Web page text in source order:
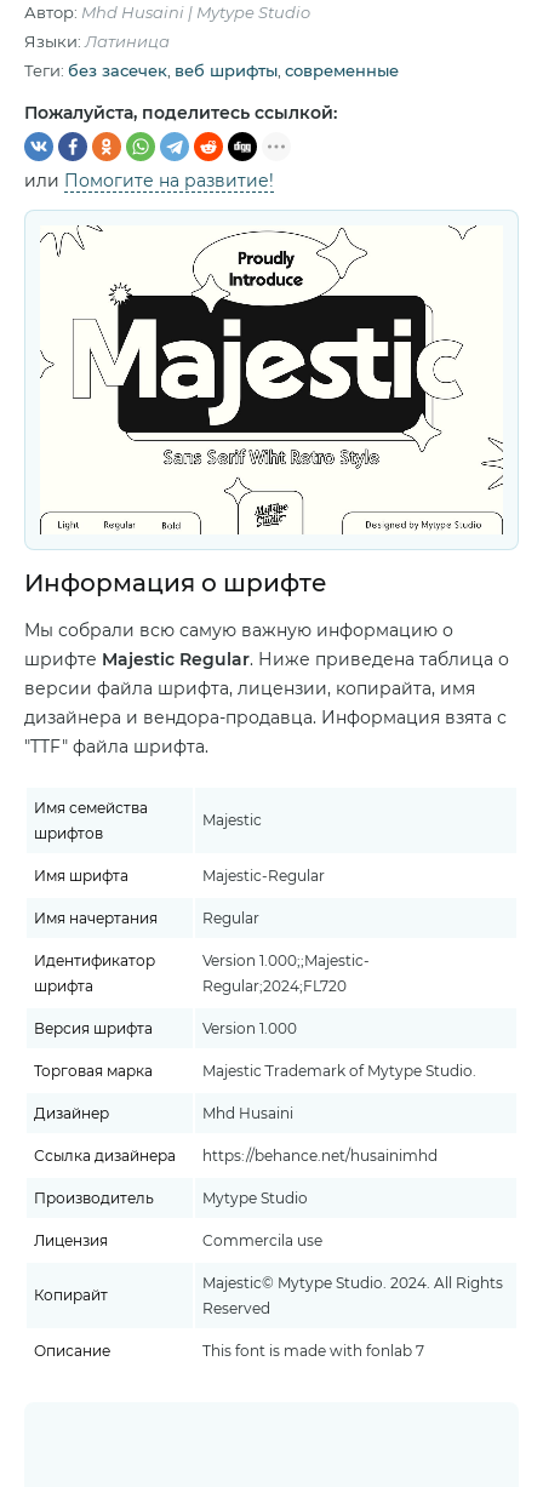
Автор: Mhd Husaini | Mytype Studio
Языки: Латиница
Теги: без засечек веб шрифты современные
Пожалуйста, поделитесь ссылкой:
или Помогите на развитие!
Информация о шрифте
Мы собрали всю самую важную информацию о
шрифте Majestic Regular. Ниже приведена таблица о
версии файла шрифта, лицензии, копирайта, имя
дизайнера и вендора-продавца. Информация взята с
"TTF" файла шрифта.
Имя семейства
шрифтов
Majestic
Имя шрифта Majestic-Regular
Имя начертания Regular
Идентификатор
шрифта
Version 1.000;;Majestic-
Regular;2024;FL720
Версия шрифта Version 1.000
Торговая марка Majestic¨ Trademark of Mytype Studio.
Дизайнер Mhd Husaini
Ссылка дизайнера https://behance.net/husainimhd
Производитель Mytype Studio
Лицензия Commercila use
Копирайт
Majestic© Mytype Studio. 2024. All Rights
Reserved
Описание This font is made with fonlab 7